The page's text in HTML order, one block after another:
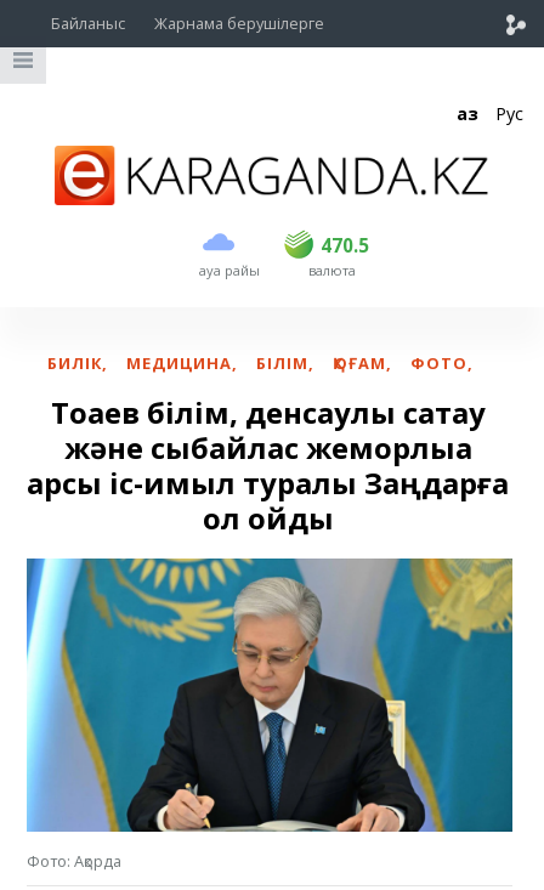
Байланыс Жарнама берушілерге
Қаз Рус
ауа райы
470.5
USD 469.5 470.5
EUR валюта
БИЛІК, МЕДИЦИНА, БІЛІМ, ҚОҒАМ, ФОТО,
Тоқаев білім, денсаулық сақтау
және сыбайлас жемқорлыққа
қарсы іс-қимыл туралы Заңдарға
қол қойды
Фото: Ақорда